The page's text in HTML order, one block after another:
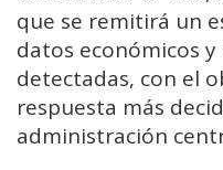
que se remitirá un
datos económicos y
detectadas, con el
respuesta más
administración